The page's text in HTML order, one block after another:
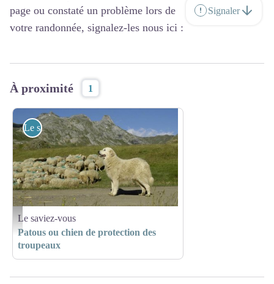
page ou constaté un problème lors de
votre randonnée, signalez-les nous ici :
Signaler
À proximité 1
@Don-DEBOLD
Le saviez-vous
Le saviez-vous
Patous ou chien de protection des
troupeaux